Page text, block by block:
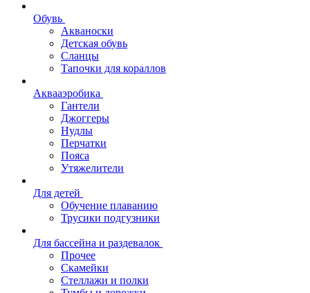
Обувь
Акваноски
Детская обувь
Сланцы
Тапочки для кораллов
Аквааэробика
Гантели
Джоггеры
Нудлы
Перчатки
Пояса
Утяжелители
Для детей
Обучение плаванию
Трусики подгузники
Для бассейна и раздевалок
Прочее
Скамейки
Стеллажи и полки